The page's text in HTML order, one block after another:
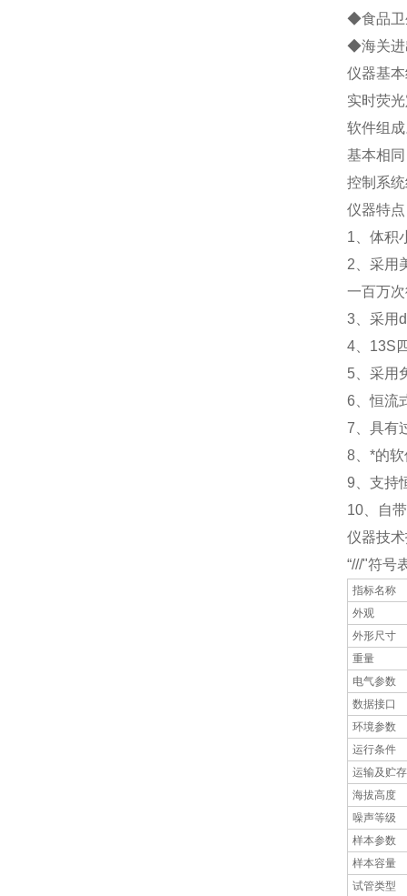
◆食品卫
◆海关进
仪器基
实时荧
软件组
基本相
控制系
仪器特
1、体积
2、采用
一百万
3、采用
4、13S
5、采用
6、恒流
7、具有
8、*的
9、支持
10、自
仪器技
“///"符号
指标名称
外观
外形尺寸
重量
电气参数
数据接口
环境参数
运行条件
运输及贮
海拔高度
噪声等级
样本参数
样本容量
试管类型